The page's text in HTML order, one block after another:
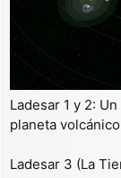
Ladesar 1 y 2:
planeta
Ladesar 3 (La